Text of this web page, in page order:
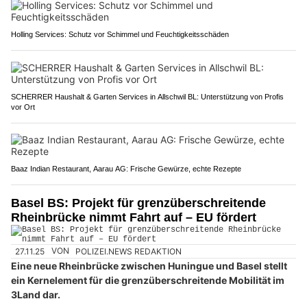
Holling Services: Schutz vor Schimmel und Feuchtigkeitsschäden
SCHERRER Haushalt & Garten Services in Allschwil BL: Unterstützung von Profis
vor Ort
Baaz Indian Restaurant, Aarau AG: Frische Gewürze, echte Rezepte
Basel BS: Projekt für grenzüberschreitende
Rheinbrücke nimmt Fahrt auf – EU fördert
27.11.25 VON POLIZEI.NEWS REDAKTION
Eine neue Rheinbrücke zwischen Huningue und Basel stellt
ein Kernelement für die grenzüberschreitende Mobilität im
3Land dar.